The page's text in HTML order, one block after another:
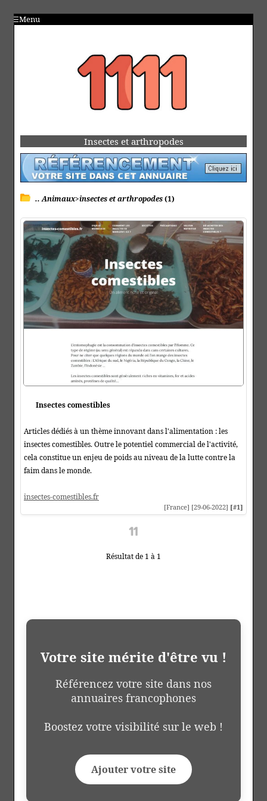
Menu
Insectes et arthropodes
.. Animaux>insectes et arthropodes(1)
Insectes comestibles
Articles dédiés à un thème innovant dans l'alimentation : les
insectes comestibles. Outre le potentiel commercial de l'activité,
cela constitue un enjeu de poids au niveau de la lutte contre la
faim dans le monde.
insectes-comestibles.fr
[France] [29-06-2022] [#1]
Résultat de 1 à 1
Votre site mérite d'être vu !
Référencez votre site dans nos
annuaires francophones
Boostez votre visibilité sur le web !
Ajouter votre site